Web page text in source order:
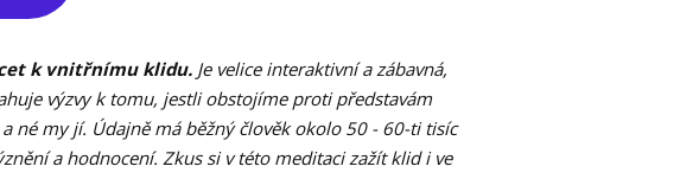
k vnitřnímu klidu. Je velice interaktivní a zábavná,
výzvy k tomu, jestli obstojíme proti představám
né my jí. Údajně má běžný člověk okolo 50 - 60-ti tisíc
a hodnocení. Zkus si v této meditaci zažít klid i ve